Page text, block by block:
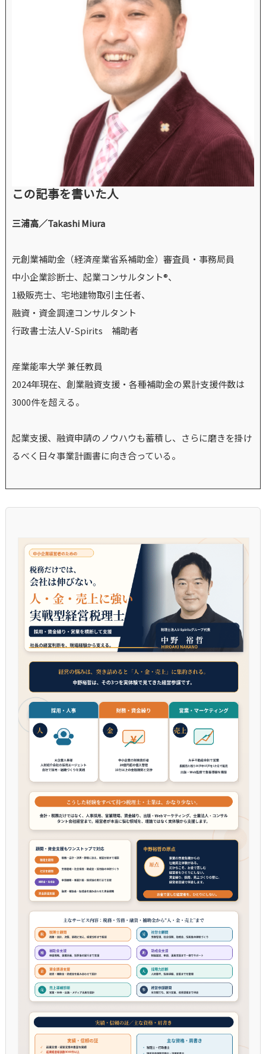
この記事を書いた人
三浦高／Takashi Miura
元創業補助金（経済産業省系補助金）審査員・事務局員
中小企業診断士、起業コンサルタント®、
1級販売士、宅地建物取引主任者、
融資・資金調達コンサルタント
行政書士法人V-Spirits 補助者
産業能率大学 兼任教員
2024年現在、創業融資支援・各種補助金の累計支援件数は
3000件を超える。
起業支援、融資申請のノウハウも蓄積し、さらに磨きを掛け
るべく日々事業計画書に向き合っている。